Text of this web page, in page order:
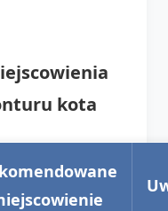
kota